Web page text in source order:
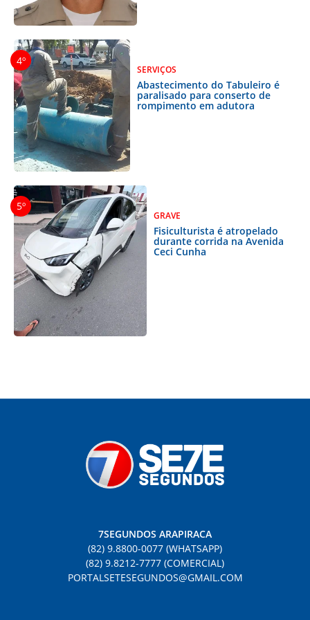
SERVIÇOS
Abastecimento do Tabuleiro é
paralisado para conserto de
rompimento em adutora
GRAVE
Fisiculturista é atropelado
durante corrida na Avenida
Ceci Cunha
7SEGUNDOS ARAPIRACA
(82) 9.8800-0077 (WHATSAPP)
(82) 9.8212-7777 (COMERCIAL)
PORTALSETESEGUNDOS@GMAIL.COM